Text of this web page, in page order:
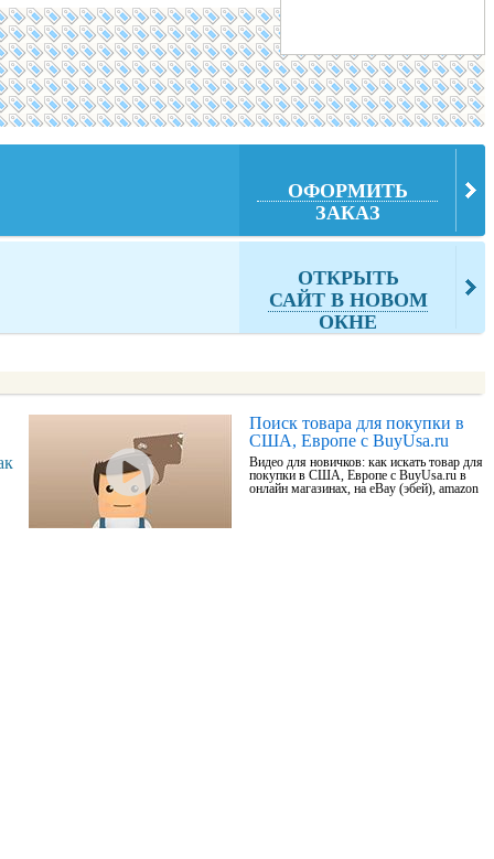
ОФОРМИТЬ
ЗАКАЗ
ОТКРЫТЬ
САЙТ В НОВОМ
ОКНЕ
Поиск товара для покупки в
США, Европе с BuyUsa.ru
Видео для новичков: как искать товар для
покупки в США, Европе с BuyUsa.ru в
онлайн магазинах, на eBay (эбей), amazon